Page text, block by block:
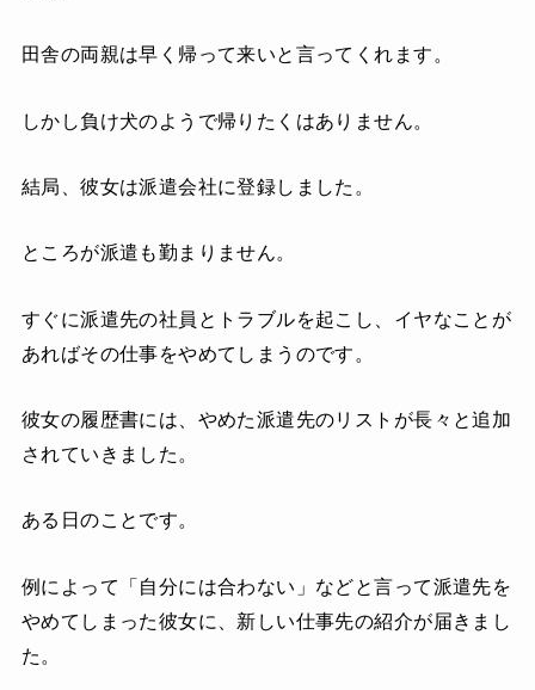
田舎の両親は早く帰って来いと言ってくれます。
しかし負け犬のようで帰りたくはありません。
結局、彼女は派遣会社に登録しました。
ところが派遣も勤まりません。
すぐに派遣先の社員とトラブルを起こし、イヤなことが
あればその仕事をやめてしまうのです。
彼女の履歴書には、やめた派遣先のリストが長々と追加
されていきました。
ある日のことです。
例によって「自分には合わない」などと言って派遣先を
やめてしまった彼女に、新しい仕事先の紹介が届きまし
た。